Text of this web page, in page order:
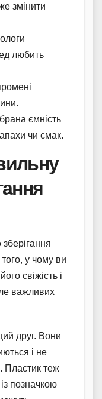
змінити
любить
ємність
чи смак.
у чому ви
свіжість і
важливих
друг. Вони
і не
Пластик теж
позначкою